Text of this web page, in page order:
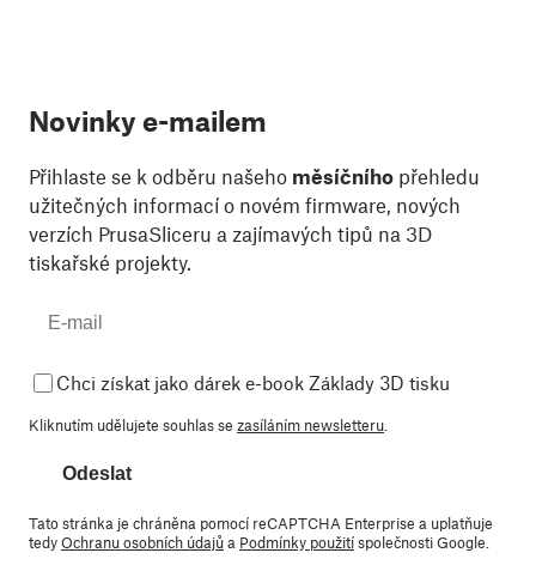
Novinky e-mailem
Přihlaste se k odběru našeho měsíčního přehledu
užitečných informací o novém firmware, nových
verzích PrusaSliceru a zajímavých tipů na 3D
tiskařské projekty.
Chci získat jako dárek e-book Základy 3D tisku
Kliknutím udělujete souhlas se zasíláním newsletteru
Odeslat
Tato stránka je chráněna pomocí reCAPTCHA Enterprise a uplatňuje
tedyOchranu osobních údajůa Podmínky použitíspolečnosti Google.